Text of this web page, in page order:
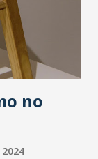
de
presença de
para o nosso
com um
no